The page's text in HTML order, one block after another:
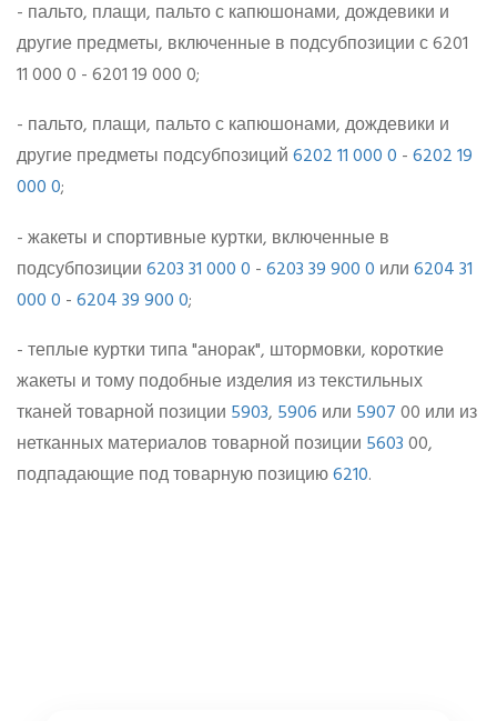
- пальто, плащи, пальто с капюшонами, дождевики и
другие предметы, включенные в подсубпозиции с 6201
11 000 0 - 6201 19 000 0;
- пальто, плащи, пальто с капюшонами, дождевики и
другие предметы подсубпозиций6202 11 000 0 -6202 19
000 0;
- жакеты и спортивные куртки, включенные в
подсубпозиции6203 31 000 0 -6203 39 900 0 или6204 31
000 0 -6204 39 900 0;
- теплые куртки типа "анорак", штормовки, короткие
жакеты и тому подобные изделия из текстильных
тканей товарной позиции 5903, 5906 или 590700 или из
нетканных материалов товарной позиции 560300,
подпадающие под товарную позицию6210.